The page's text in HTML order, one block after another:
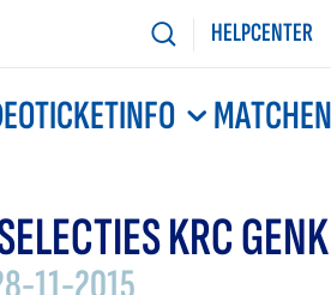
HELPCENTER
TICKETINFO MATCHEN
KRC